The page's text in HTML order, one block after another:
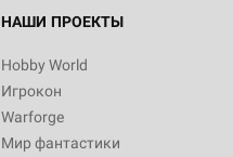
НАШИ ПРОЕКТЫ
Hobby World
Игрокон
Warforge
Мир фантастики